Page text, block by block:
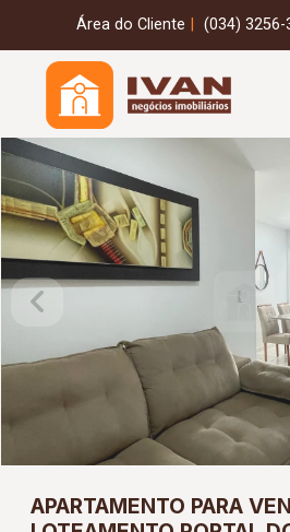
Área do Cliente (034) 3256-
APARTAMENTO PARA